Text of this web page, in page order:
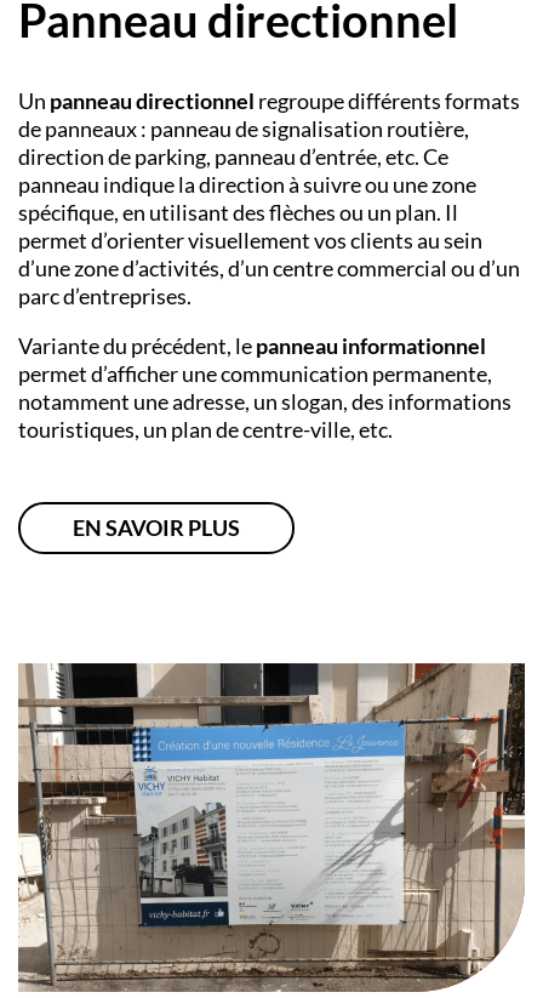
Panneau directionnel
Un panneau directionnel regroupe différents formats
de panneaux : panneau de signalisation routière,
direction de parking, panneau d’entrée, etc. Ce
panneau indique la direction à suivre ou une zone
spécifique, en utilisant des flèches ou un plan. Il
permet d’orienter visuellement vos clients au sein
d’une zone d’activités, d’un centre commercial ou d’un
parc d’entreprises.
Variante du précédent, lepanneau informationnel
permet d’afficher une communication permanente,
notamment une adresse, un slogan, des informations
touristiques, un plan de centre-ville, etc.
EN SAVOIR PLUS